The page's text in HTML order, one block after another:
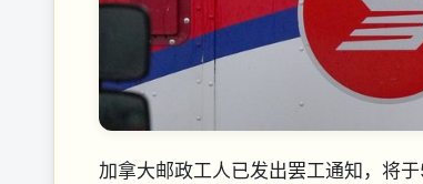
加拿大邮政工人已发出罢工通知，将